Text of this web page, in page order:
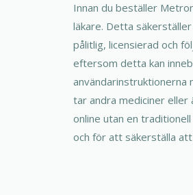
Innan du beställer
läkare. Detta
pålitlig, licensierad och
eftersom detta kan
användarinstruktionerna
tar andra mediciner eller
online utan en
och för att säkerställa